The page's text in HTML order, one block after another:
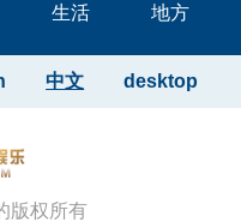
生活 地方
desktop
中文
版权所有